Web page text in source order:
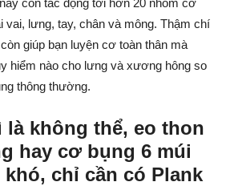
còn tác động tới hơn 20 nhóm cơ
vai, lưng, tay, chân và mông. Thậm chí
giúp bạn luyện cơ toàn thân mà
hiểm nào cho lưng và xương hông so
thông thường.
là không thể, eo thon
hay cơ bụng 6 múi
chỉ cần có Plank